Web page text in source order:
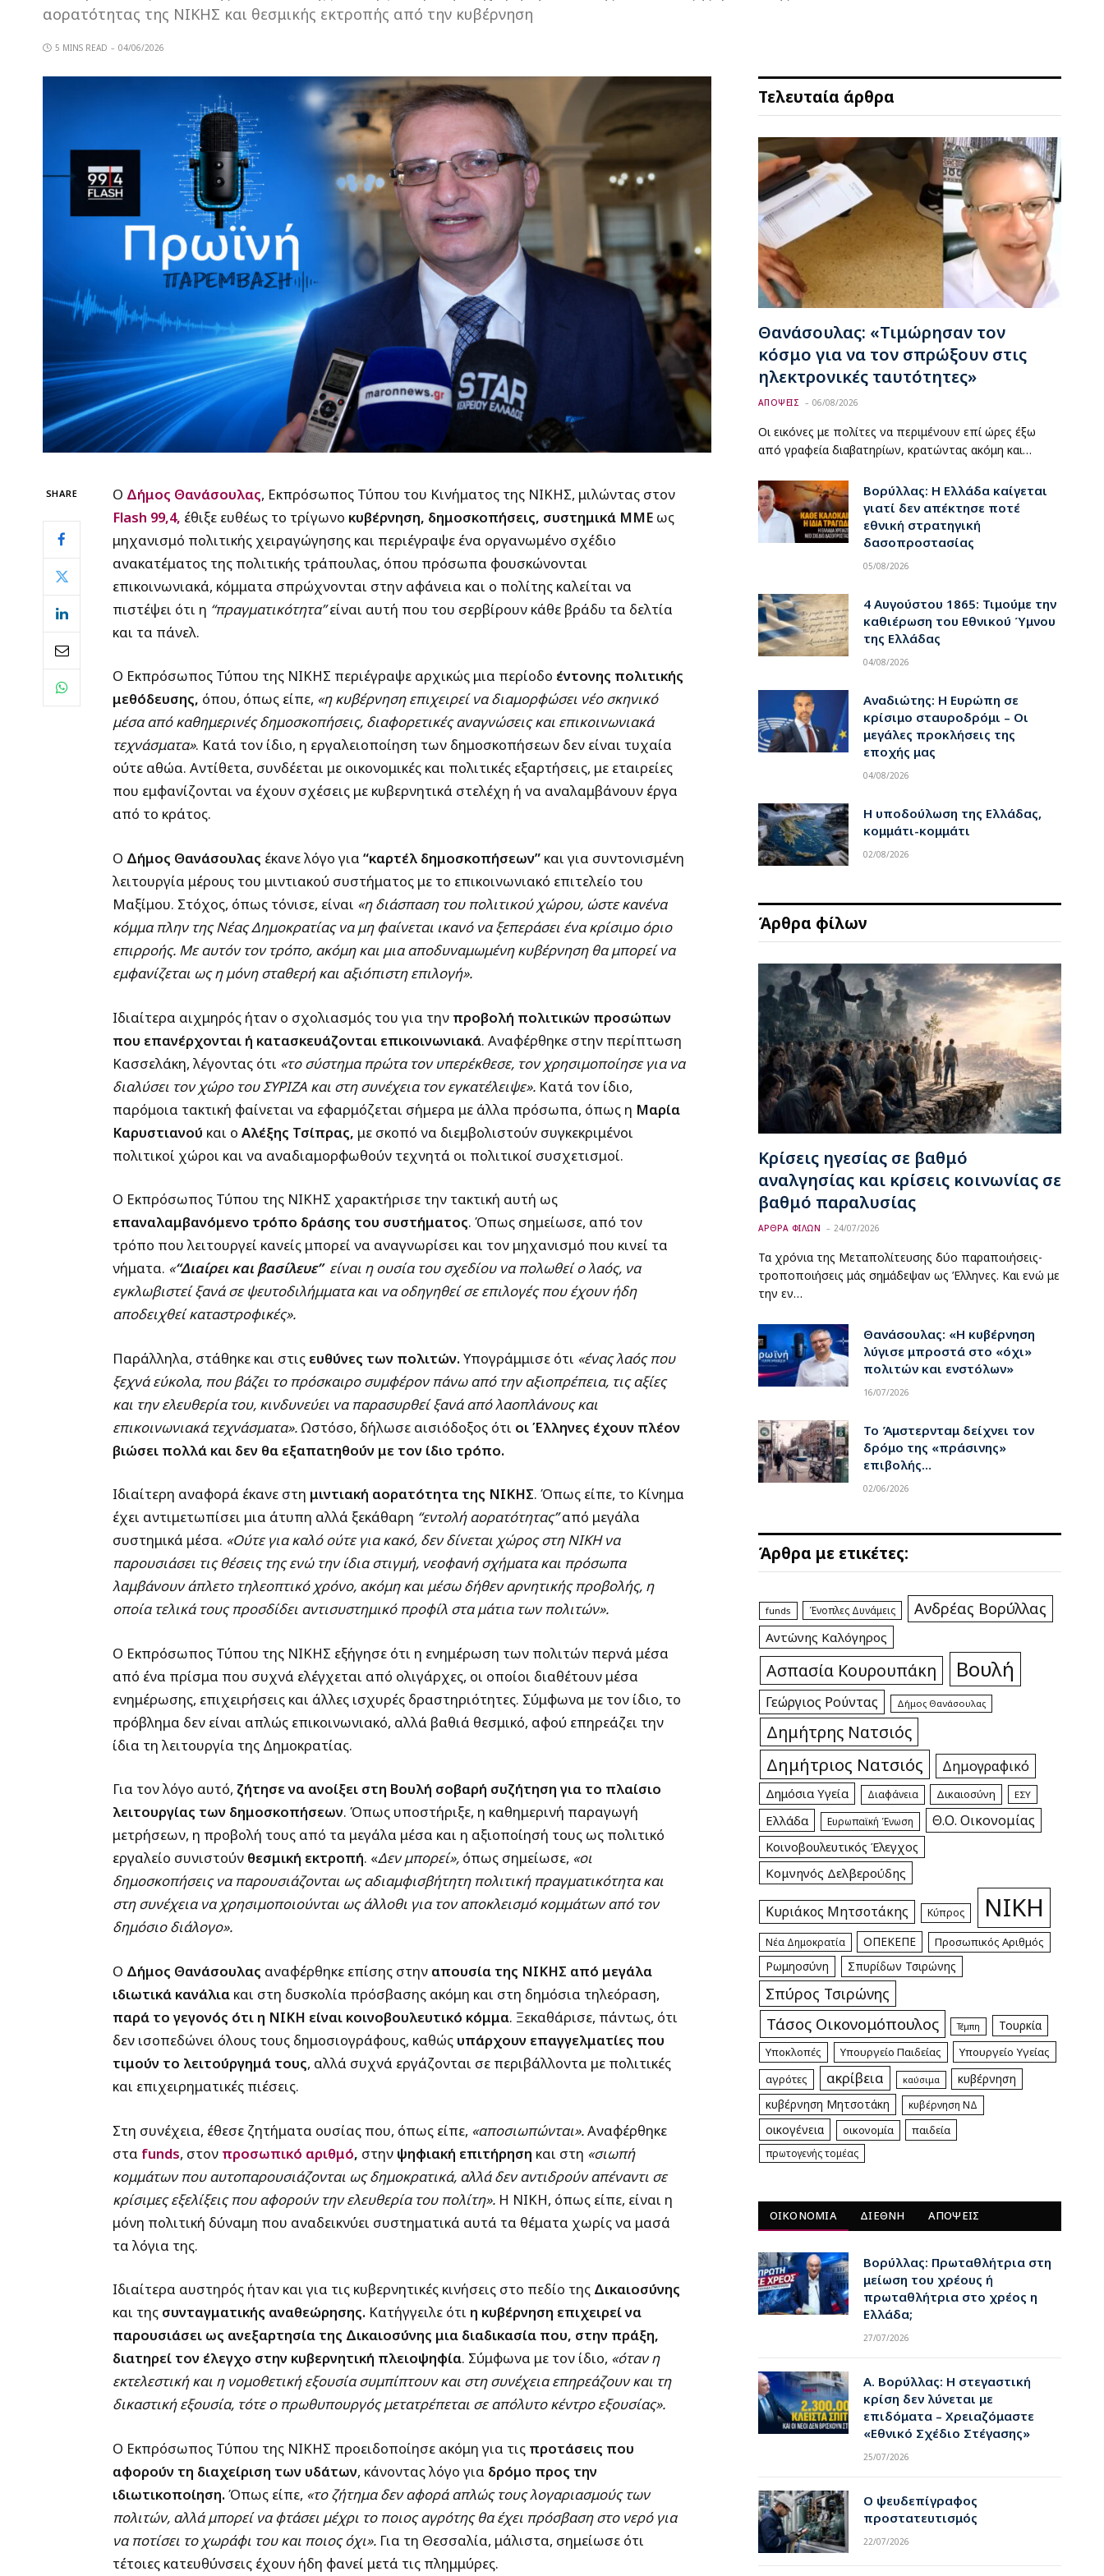
αορατότητας της ΝΙΚΗΣ και θεσμικής εκτροπής από την κυβέρνηση
5 MINS READ 04/06/2026
SHARE Ο Δήμος Θανάσουλας, Εκπρόσωπος Τύπου του Κινήματος της ΝΙΚΗΣ, μιλώντας στον
Flash 99,4, έθιξε ευθέως το τρίγωνο κυβέρνηση, δημοσκοπήσεις, συστημικά ΜΜΕως
μηχανισμό πολιτικής χειραγώγησης και περιέγραψε ένα οργανωμένο σχέδιο
ανακατέματος της πολιτικής τράπουλας, όπου πρόσωπα φουσκώνονται
επικοινωνιακά, κόμματα σπρώχνονται στην αφάνεια και ο πολίτης καλείται να
πιστέψει ότι η “πραγματικότητα”είναι αυτή που του σερβίρουν κάθε βράδυ τα δελτία
και τα πάνελ.
Ο Εκπρόσωπος Τύπου της ΝΙΚΗΣ περιέγραψε αρχικώς μια περίοδο έντονης πολιτικής
μεθόδευσης, όπου, όπως είπε, «η κυβέρνηση επιχειρεί να διαμορφώσει νέο σκηνικό
μέσα από καθημερινές δημοσκοπήσεις, διαφορετικές αναγνώσεις και επικοινωνιακά
τεχνάσματα». Κατά τον ίδιο, η εργαλειοποίηση των δημοσκοπήσεων δεν είναι τυχαία
ούτε αθώα. Αντίθετα, συνδέεται με οικονομικές και πολιτικές εξαρτήσεις, με εταιρείες
που εμφανίζονται να έχουν σχέσεις με κυβερνητικά στελέχη ή να αναλαμβάνουν έργα
από το κράτος.
Ο Δήμος Θανάσουλας έκανε λόγο για “καρτέλ δημοσκοπήσεων”και για συντονισμένη
λειτουργία μέρους του μιντιακού συστήματος με το επικοινωνιακό επιτελείο του
Μαξίμου. Στόχος, όπως τόνισε, είναι «η διάσπαση του πολιτικού χώρου, ώστε κανένα
κόμμα πλην της Νέας Δημοκρατίας να μη φαίνεται ικανό να ξεπεράσει ένα κρίσιμο όριο
επιρροής. Με αυτόν τον τρόπο, ακόμη και μια αποδυναμωμένη κυβέρνηση θα μπορεί να
εμφανίζεται ως η μόνη σταθερή και αξιόπιστη επιλογή».
Ιδιαίτερα αιχμηρός ήταν ο σχολιασμός του για τηνπροβολή πολιτικών προσώπων
που επανέρχονται ή κατασκευάζονται επικοινωνιακά. Αναφέρθηκε στην περίπτωση
Κασσελάκη, λέγοντας ότι «το σύστημα πρώτα τον υπερέκθεσε, τον χρησιμοποίησε για να
διαλύσει τον χώρο του ΣΥΡΙΖΑ και στη συνέχεια τον εγκατέλειψε».Κατά τον ίδιο,
παρόμοια τακτική φαίνεται να εφαρμόζεται σήμερα με άλλα πρόσωπα, όπως η Μαρία
Καρυστιανού και ο Αλέξης Τσίπρας, με σκοπό να διεμβολιστούν συγκεκριμένοι
πολιτικοί χώροι και να αναδιαμορφωθούν τεχνητά οι πολιτικοί συσχετισμοί.
Ο Εκπρόσωπος Τύπου της ΝΙΚΗΣ χαρακτήρισε την τακτική αυτή ως
επαναλαμβανόμενο τρόπο δράσης του συστήματος. Όπως σημείωσε, από τον
τρόπο που λειτουργεί κανείς μπορεί να αναγνωρίσει και τον μηχανισμό που κινεί τα
νήματα. «“Διαίρει και βασίλευε”είναι η ουσία του σχεδίου να πολωθεί ο λαός, να
εγκλωβιστεί ξανά σε ψευτοδιλήμματα και να οδηγηθεί σε επιλογές που έχουν ήδη
αποδειχθεί καταστροφικές».
Παράλληλα, στάθηκε και στις ευθύνες των πολιτών.Υπογράμμισε ότι «ένας λαός που
ξεχνά εύκολα, που βάζει το πρόσκαιρο συμφέρον πάνω από την αξιοπρέπεια, τις αξίες
και την ελευθερία του, κινδυνεύει να παρασυρθεί ξανά από λαοπλάνους και
επικοινωνιακά τεχνάσματα».Ωστόσο, δήλωσε αισιόδοξος ότι οι Έλληνες έχουν πλέον
βιώσει πολλά και δεν θα εξαπατηθούν με τον ίδιο τρόπο.
Ιδιαίτερη αναφορά έκανε στη μιντιακή αορατότητα της ΝΙΚΗΣ. Όπως είπε, το Κίνημα
έχει αντιμετωπίσει μια άτυπη αλλά ξεκάθαρη “εντολή αορατότητας”από μεγάλα
συστημικά μέσα. «Ούτε για καλό ούτε για κακό, δεν δίνεται χώρος στη ΝΙΚΗ να
παρουσιάσει τις θέσεις της ενώ την ίδια στιγμή, νεοφανή σχήματα και πρόσωπα
λαμβάνουν άπλετο τηλεοπτικό χρόνο, ακόμη και μέσω δήθεν αρνητικής προβολής, η
οποία τελικά τους προσδίδει αντισυστημικό προφίλ στα μάτια των πολιτών».
Ο Εκπρόσωπος Τύπου της ΝΙΚΗΣ εξήγησε ότι η ενημέρωση των πολιτών περνά μέσα
από ένα πρίσμα που συχνά ελέγχεται από ολιγάρχες, οι οποίοι διαθέτουν μέσα
ενημέρωσης, επιχειρήσεις και άλλες ισχυρές δραστηριότητες. Σύμφωνα με τον ίδιο, το
πρόβλημα δεν είναι απλώς επικοινωνιακό, αλλά βαθιά θεσμικό, αφού επηρεάζει την
ίδια τη λειτουργία της Δημοκρατίας.
Για τον λόγο αυτό, ζήτησε να ανοίξει στη Βουλή σοβαρή συζήτηση για το πλαίσιο
λειτουργίας των δημοσκοπήσεων. Όπως υποστήριξε, η καθημερινή παραγωγή
μετρήσεων, η προβολή τους από τα μεγάλα μέσα και η αξιοποίησή τους ως πολιτικό
εργαλείο συνιστούν θεσμική εκτροπή. «Δεν μπορεί»,όπως σημείωσε, «οι
δημοσκοπήσεις να παρουσιάζονται ως αδιαμφισβήτητη πολιτική πραγματικότητα και
στη συνέχεια να χρησιμοποιούνται ως άλλοθι για τον αποκλεισμό κομμάτων από τον
δημόσιο διάλογο».
Ο Δήμος Θανάσουλας αναφέρθηκε επίσης στην απουσία της ΝΙΚΗΣ από μεγάλα
ιδιωτικά κανάλιακαι στη δυσκολία πρόσβασης ακόμη και στη δημόσια τηλεόραση,
παρά το γεγονός ότι η ΝΙΚΗ είναι κοινοβουλευτικό κόμμα. Ξεκαθάρισε, πάντως, ότι
δεν ισοπεδώνει όλους τους δημοσιογράφους, καθώς υπάρχουν επαγγελματίες που
τιμούν το λειτούργημά τους, αλλά συχνά εργάζονται σε περιβάλλοντα με πολιτικές
και επιχειρηματικές πιέσεις.
Στη συνέχεια, έθεσε ζητήματα ουσίας που, όπως είπε, «αποσιωπώνται».Αναφέρθηκε
στα funds, στον προσωπικό αριθμό, στην ψηφιακή επιτήρηση και στη «σιωπή
κομμάτων που αυτοπαρουσιάζονται ως δημοκρατικά, αλλά δεν αντιδρούν απέναντι σε
κρίσιμες εξελίξεις που αφορούν την ελευθερία του πολίτη».Η ΝΙΚΗ, όπως είπε, είναι η
μόνη πολιτική δύναμη που αναδεικνύει συστηματικά αυτά τα θέματα χωρίς να μασά
τα λόγια της.
Ιδιαίτερα αυστηρός ήταν και για τις κυβερνητικές κινήσεις στο πεδίο της Δικαιοσύνης
και της συνταγματικής αναθεώρησης.Κατήγγειλε ότι η κυβέρνηση επιχειρεί να
παρουσιάσει ως ανεξαρτησία της Δικαιοσύνης μια διαδικασία που, στην πράξη,
διατηρεί τον έλεγχο στην κυβερνητική πλειοψηφία. Σύμφωνα με τον ίδιο, «όταν η
εκτελεστική και η νομοθετική εξουσία συμπίπτουν και στη συνέχεια επηρεάζουν και τη
δικαστική εξουσία, τότε ο πρωθυπουργός μετατρέπεται σε απόλυτο κέντρο εξουσίας».
Ο Εκπρόσωπος Τύπου της ΝΙΚΗΣ προειδοποίησε ακόμη για τις προτάσεις που
αφορούν τη διαχείριση των υδάτων, κάνοντας λόγο για δρόμο προς την
ιδιωτικοποίηση.Όπως είπε, «το ζήτημα δεν αφορά απλώς τους λογαριασμούς των
πολιτών, αλλά μπορεί να φτάσει μέχρι το ποιος αγρότης θα έχει πρόσβαση στο νερό για
να ποτίσει το χωράφι του και ποιος όχι».Για τη Θεσσαλία, μάλιστα, σημείωσε ότι
τέτοιες κατευθύνσεις έχουν ήδη φανεί μετά τις πλημμύρες.
Τελευταία άρθρα
Θανάσουλας: «Τιμώρησαν τον
κόσμο για να τον σπρώξουν στις
ηλεκτρονικές ταυτότητες»
ΑΠΟΨΕΙΣ 06/08/2026
Οι εικόνες με πολίτες να περιμένουν επί ώρες έξω
από γραφεία διαβατηρίων, κρατώντας ακόμη και…
Βορύλλας: Η Ελλάδα καίγεται
γιατί δεν απέκτησε ποτέ
εθνική στρατηγική
δασοπροστασίας
05/08/2026
4 Αυγούστου 1865: Τιμούμε την
καθιέρωση του Εθνικού Ύμνου
της Ελλάδας
04/08/2026
Αναδιώτης: Η Ευρώπη σε
κρίσιμο σταυροδρόμι – Οι
μεγάλες προκλήσεις της
εποχής μας
04/08/2026
Η υποδούλωση της Ελλάδας,
κομμάτι-κομμάτι
02/08/2026
Άρθρα φίλων
Κρίσεις ηγεσίας σε βαθμό
αναλγησίας και κρίσεις κοινωνίας σε
βαθμό παραλυσίας
ΑΡΘΡΑ ΦΙΛΩΝ 24/07/2026
Τα χρόνια της Μεταπολίτευσης δύο παραποιήσεις-
τροποποιήσεις μάς σημάδεψαν ως Έλληνες. Και ενώ με
την εν…
Θανάσουλας: «Η κυβέρνηση
λύγισε μπροστά στο «όχι»
πολιτών και ενστόλων»
16/07/2026
Το Άμστερνταμ δείχνει τον
δρόμο της «πράσινης»
επιβολής…
02/06/2026
Άρθρα με ετικέτες:
funds Ένοπλες Δυνάμεις Ανδρέας Βορύλλας
Αντώνης Καλόγηρος
Ασπασία Κουρουπάκη Βουλή
Γεώργιος Ρούντας Δήμος Θανάσουλας
Δημήτρης Νατσιός
Δημήτριος Νατσιός Δημογραφικό
Δημόσια Υγεία Διαφάνεια Δικαιοσύνη ΕΣΥ
Ελλάδα Ευρωπαϊκή Ένωση Θ.Ο. Οικονομίας
Κοινοβουλευτικός Έλεγχος
Κομνηνός Δελβερούδης
Κυριάκος Μητσοτάκης Κύπρος ΝΙΚΗ
Νέα Δημοκρατία ΟΠΕΚΕΠΕ Προσωπικός Αριθμός
Ρωμηοσύνη Σπυρίδων Τσιρώνης
Σπύρος Τσιρώνης
Τάσος Οικονομόπουλος Τέμπη Τουρκία
Υποκλοπές Υπουργείο Παιδείας
Υπουργείο Υγείας
αγρότες
ακρίβεια καύσιμα
κυβέρνηση
κυβέρνηση Μητσοτάκη
κυβέρνηση ΝΔ
οικογένεια οικονομία παιδεία
πρωτογενής τομέας
ΟΙΚΟΝΟΜΙΑ ΔΙΕΘΝΗ ΑΠΟΨΕΙΣ
Βορύλλας: Πρωταθλήτρια στη
μείωση του χρέους ή
πρωταθλήτρια στο χρέος η
Ελλάδα;
27/07/2026
Α. Βορύλλας: Η στεγαστική
κρίση δεν λύνεται με
επιδόματα – Χρειαζόμαστε
«Εθνικό Σχέδιο Στέγασης»
25/07/2026
Ο ψευδεπίγραφος
προστατευτισμός
22/07/2026